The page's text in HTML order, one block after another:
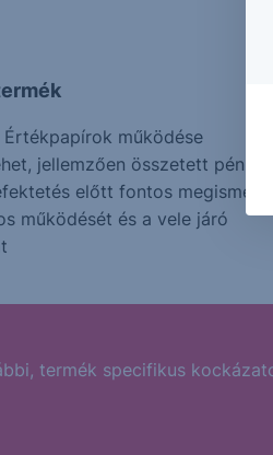
működése
jellemzően összetett
előtt fontos megismerni
működését és a vele járó
termék specifikus